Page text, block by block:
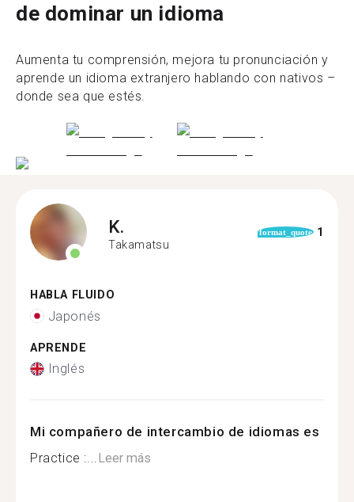
de dominar un idioma
Aumenta tu comprensión, mejora tu pronunciación y
aprende un idioma extranjero hablando con nativos –
donde sea que estés.
K.
Takamatsu
format_quote 1
HABLA FLUIDO
Japonés
APRENDE
Inglés
Mi compañero de intercambio de idiomas es
Practice :...Leer más